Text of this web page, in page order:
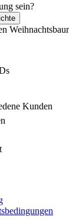
sein?
Kunden